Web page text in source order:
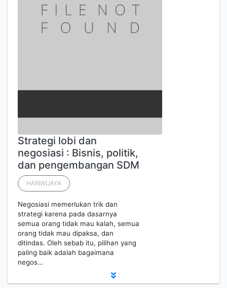
Strategi lobi dan
negosiasi : Bisnis, politik,
dan pengembangan SDM
HARIWIJAYA
Negosiasi memerlukan trik dan
strategi karena pada dasarnya
semua orang tidak mau kalah, semua
orang tidak mau dipaksa, dan
ditindas. Oleh sebab itu, pilihan yang
paling baik adalah bagaimana
negos…